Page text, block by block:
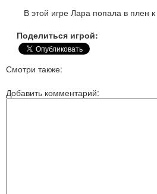
В этой игре Лара попала в плен
Поделиться игрой:
Смотри также:
Добавить комментарий: